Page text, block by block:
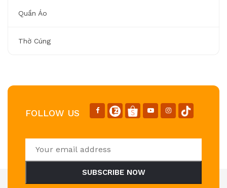
Quần Áo
Thờ Cúng
FOLLOW US
SUBSCRIBE NOW